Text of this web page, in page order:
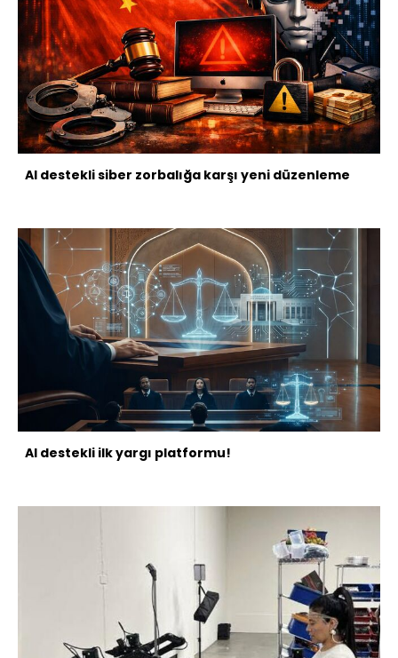
AI destekli siber zorbalığa karşı yeni düzenleme
AI destekli ilk yargı platformu!